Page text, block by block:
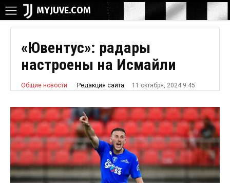
MYJUVE.COM
«Ювентус»: радары
настроены на Исмайли
Общие новости Редакция сайта 11 октября, 2024 9:45